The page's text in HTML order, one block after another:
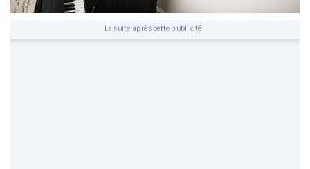
La suite après cette publicité